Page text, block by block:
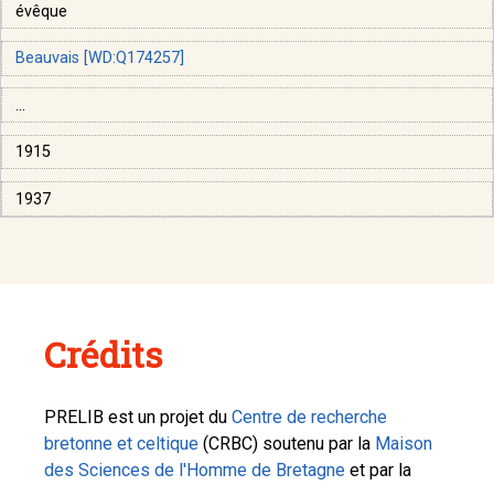
évêque
Beauvais [WD:Q174257]
...
1915
1937
Crédits
PRELIB est un projet du Centre de recherche
bretonne et celtique (CRBC) soutenu par la Maison
des Sciences de l'Homme de Bretagne et par la